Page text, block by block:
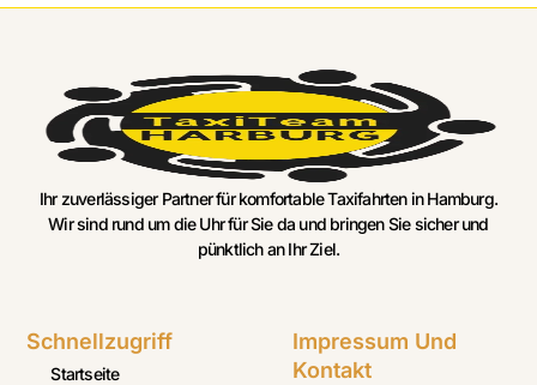
Ihr zuverlässiger Partner für komfortable Taxifahrten in Hamburg.
Wir sind rund um die Uhr für Sie da und bringen Sie sicher und
pünktlich an Ihr Ziel.
Schnellzugriff
Startseite
Impressum Und
Kontakt